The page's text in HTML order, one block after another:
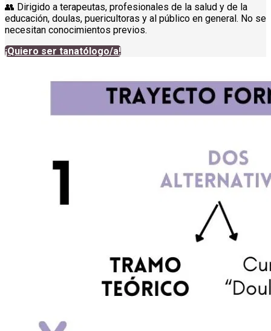
👥 Dirigido a terapeutas, profesionales de la salud y de la
educación, doulas, puericultoras y al público en general. No se
necesitan conocimientos previos.
¡Quiero ser tanatólogo/a!